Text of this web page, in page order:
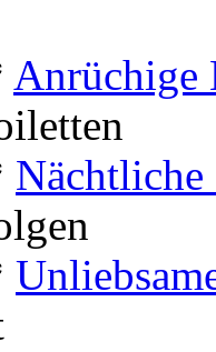
Anrüchige